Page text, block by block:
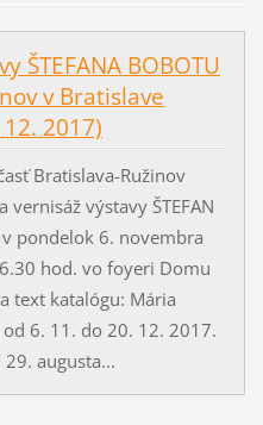
ŠTEFANA BOBOTU
v Bratislave
2017)
Bratislava-Ružinov
vernisáž výstavy ŠTEFAN
v pondelok 6. novembra
hod. vo foyeri Domu
text katalógu: Mária
6. 11. do 20. 12. 2017.
augusta...